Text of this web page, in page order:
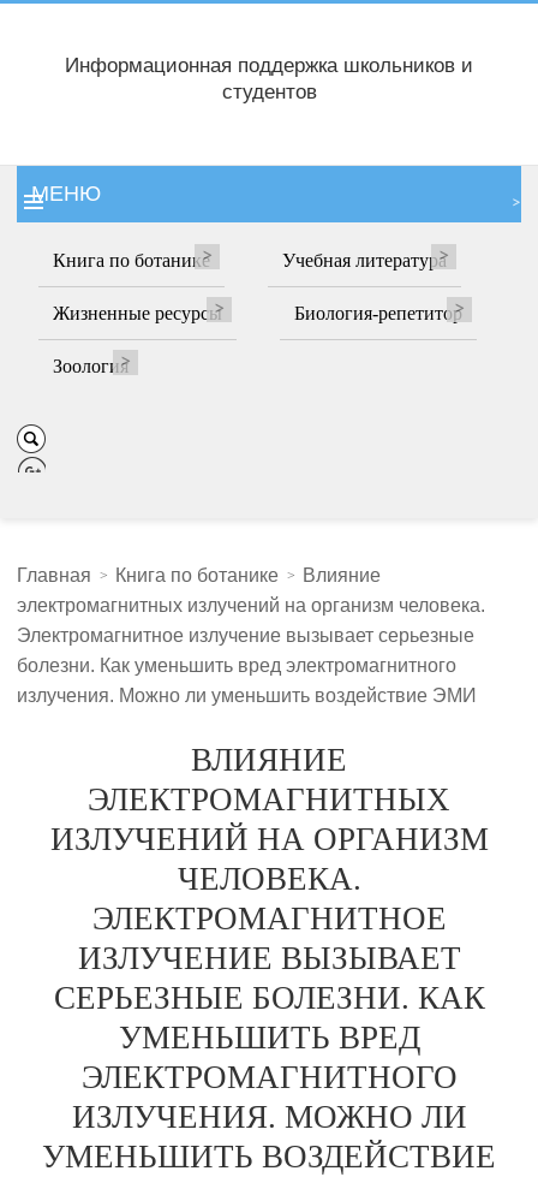
Информационная поддержка школьников и
студентов
МЕНЮ
Книга по ботанике Учебная литература
Жизненные ресурсы Биология-репетитор
Зоология
Главная Книга по ботанике
Влияние
электромагнитных излучений на организм человека.
Электромагнитное излучение вызывает серьезные
болезни. Как уменьшить вред электромагнитного
излучения. Можно ли уменьшить воздействие ЭМИ
ВЛИЯНИЕ
ЭЛЕКТРОМАГНИТНЫХ
ИЗЛУЧЕНИЙ НА ОРГАНИЗМ
ЧЕЛОВЕКА.
ЭЛЕКТРОМАГНИТНОЕ
ИЗЛУЧЕНИЕ ВЫЗЫВАЕТ
СЕРЬЕЗНЫЕ БОЛЕЗНИ. КАК
УМЕНЬШИТЬ ВРЕД
ЭЛЕКТРОМАГНИТНОГО
ИЗЛУЧЕНИЯ. МОЖНО ЛИ
УМЕНЬШИТЬ ВОЗДЕЙСТВИЕ